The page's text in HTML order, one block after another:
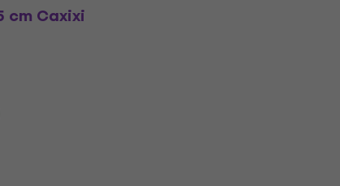
cm Caxixi